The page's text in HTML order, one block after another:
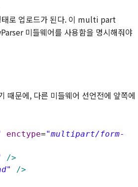
로 업로드가 된다. 이 multi part
미들웨어를 사용함을 명시해줘야
때문에, 다른 미들웨어 선언전에 앞쪽에
enctype="multipart/form-
/>
/>